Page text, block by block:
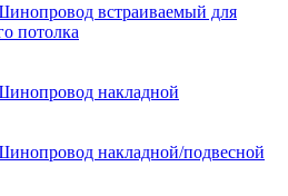
встраиваемый для
потолка
накладной
накладной/подвесной